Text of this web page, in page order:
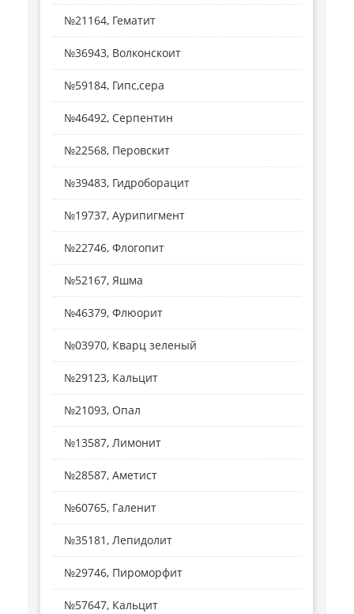
№21164, Гематит
№36943, Волконскоит
№59184, Гипс,сера
№46492, Серпентин
№22568, Перовскит
№39483, Гидроборацит
№19737, Аурипигмент
№22746, Флогопит
№52167, Яшма
№46379, Флюорит
№03970, Кварц зеленый
№29123, Кальцит
№21093, Опал
№13587, Лимонит
№28587, Аметист
№60765, Галенит
№35181, Лепидолит
№29746, Пироморфит
№57647, Кальцит